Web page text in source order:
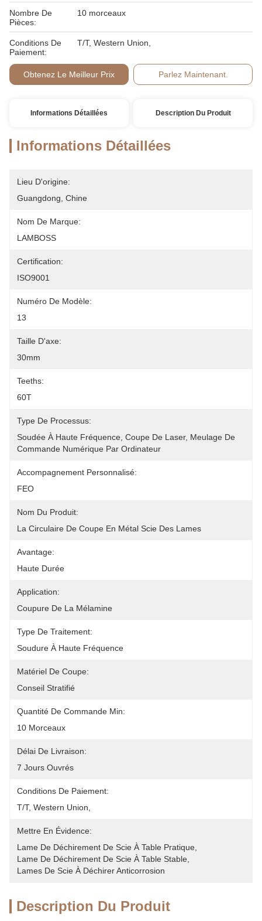
Nombre De
Pièces:
10 morceaux
Conditions De
Paiement:
T/T, Western Union,
Obtenez Le Meilleur Prix Parlez Maintenant.
Informations Détaillées Description Du Produit
Informations Détaillées
Lieu D'origine:
Guangdong, Chine
Nom De Marque:
LAMBOSS
Certification:
ISO9001
Numéro De Modèle:
13
Taille D'axe:
30mm
Teeths:
60T
Type De Processus:
Soudée À Haute Fréquence, Coupe De Laser, Meulage De
Commande Numérique Par Ordinateur
Accompagnement Personnalisé:
FEO
Nom Du Produit:
La Circulaire De Coupe En Métal Scie Des Lames
Avantage:
Haute Durée
Application:
Coupure De La Mélamine
Type De Traitement:
Soudure À Haute Fréquence
Matériel De Coupe:
Conseil Stratifié
Quantité De Commande Min:
10 Morceaux
Délai De Livraison:
7 Jours Ouvrés
Conditions De Paiement:
T/T, Western Union,
Mettre En Évidence:
Lame De Déchirement De Scie À Table Pratique
Lame De Déchirement De Scie À Table Stable
Lames De Scie À Déchirer Anticorrosion
Description Du Produit